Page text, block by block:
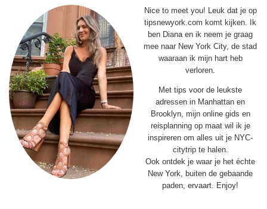
Nice to meet you! Leuk dat je op
tipsnewyork.com komt kijken. Ik
ben Diana en ik neem je graag
mee naar New York City, de stad
waaraan ik mijn hart heb
verloren.
Met tips voor de leukste
adressen in Manhattan en
Brooklyn, mijn online gids en
reisplanning op maat wil ik je
inspireren om alles uit je NYC-
citytrip te halen.
Ook ontdek je waar je het échte
New York, buiten de gebaande
paden, ervaart. Enjoy!